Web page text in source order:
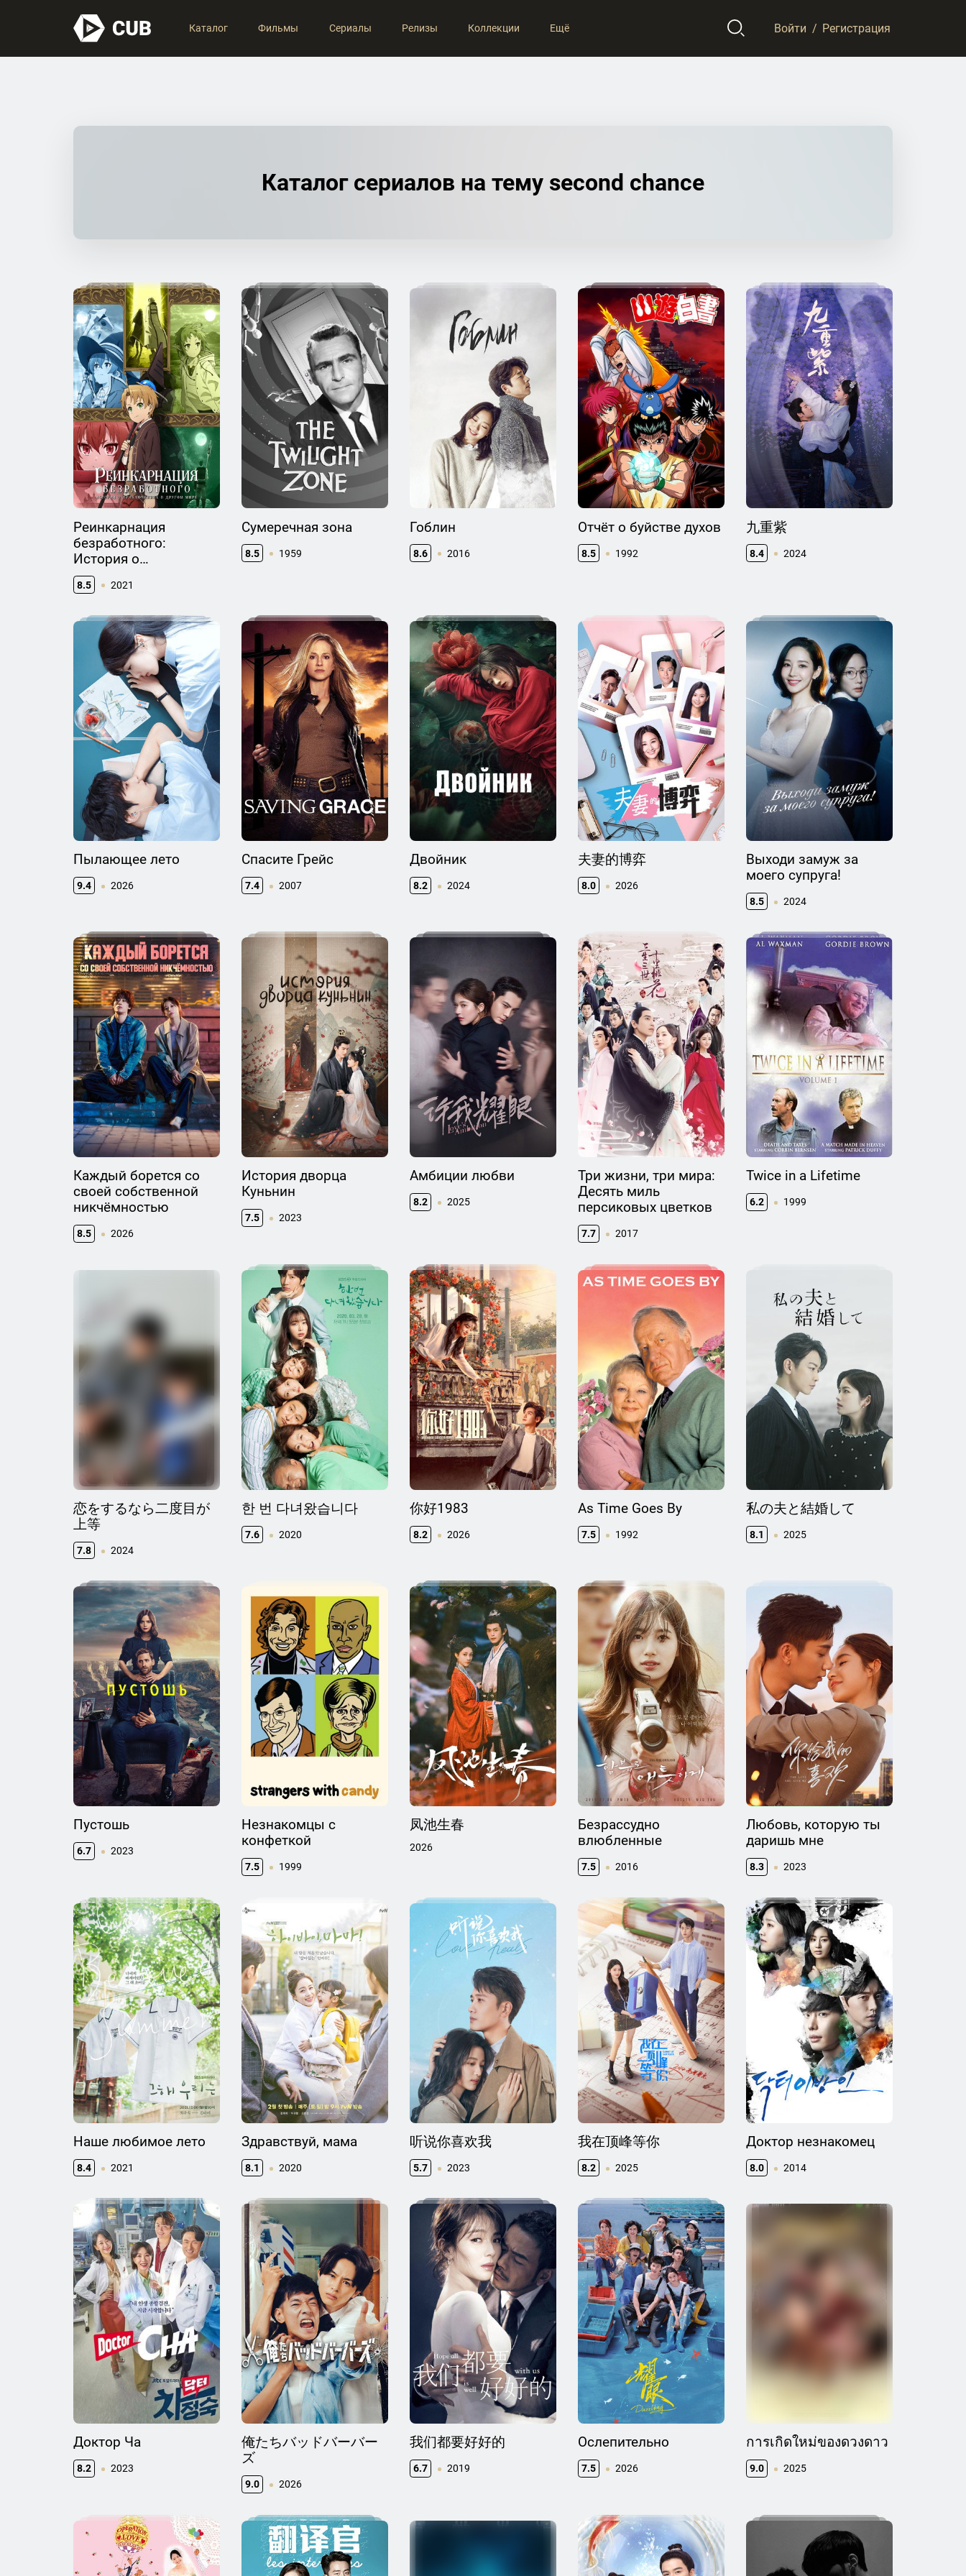
Каталог Фильмы Сериалы Релизы Коллекции Ещё Войти / Регистрация
Каталог сериалов на тему second chance
Реинкарнация
безработного:
История о
приключениях в
другом мире
8.5 2021
Сумеречная зона
8.5 1959
Гоблин
8.6 2016
Отчёт о буйстве духов
8.5 1992
九重紫
8.4 2024
Пылающее лето
9.4 2026
Спасите Грейс
7.4 2007
Двойник
8.2 2024
夫妻的博弈
8.0 2026
Выходи замуж за
моего супруга!
8.5 2024
Каждый борется со
своей собственной
никчёмностью
8.5 2026
История дворца
Куньнин
7.5 2023
Амбиции любви
8.2 2025
Три жизни, три мира:
Десять миль
персиковых цветков
7.7 2017
Twice in a Lifetime
6.2 1999
恋をするなら二度目が
上等
7.8 2024
한 번 다녀왔습니다
7.6 2020
你好1983
8.2 2026
As Time Goes By
7.5 1992
私の夫と結婚して
8.1 2025
Пустошь
6.7 2023
Незнакомцы с
конфеткой
7.5 1999
凤池生春
2026
Безрассудно
влюбленные
7.5 2016
Любовь, которую ты
даришь мне
8.3 2023
Наше любимое лето
8.4 2021
Здравствуй, мама
8.1 2020
听说你喜欢我
5.7 2023
我在顶峰等你
8.2 2025
Доктор незнакомец
8.0 2014
Доктор Ча
8.2 2023
俺たちバッドバーバー
ズ
9.0 2026
我们都要好好的
6.7 2019
Ослепительно
7.5 2026
การเกิดใหม่ของดวงดาว
9.0 2025